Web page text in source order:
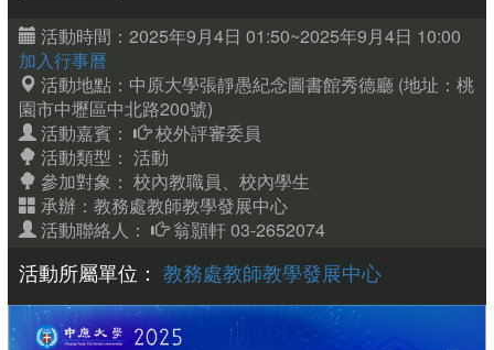
活動時間：2025年9月4日 01:50~2025年9月4日 10:00
加入行事曆
活動地點：中原大學張靜愚紀念圖書館秀德廳 (地址：桃
園市中壢區中北路200號)
活動嘉賓：
校外評審委員
活動類型： 活動
參加對象： 校內教職員、校內學生
承辦：教務處教師教學發展中心
活動聯絡人：
翁顥軒 03-2652074
活動所屬單位： 教務處教師教學發展中心